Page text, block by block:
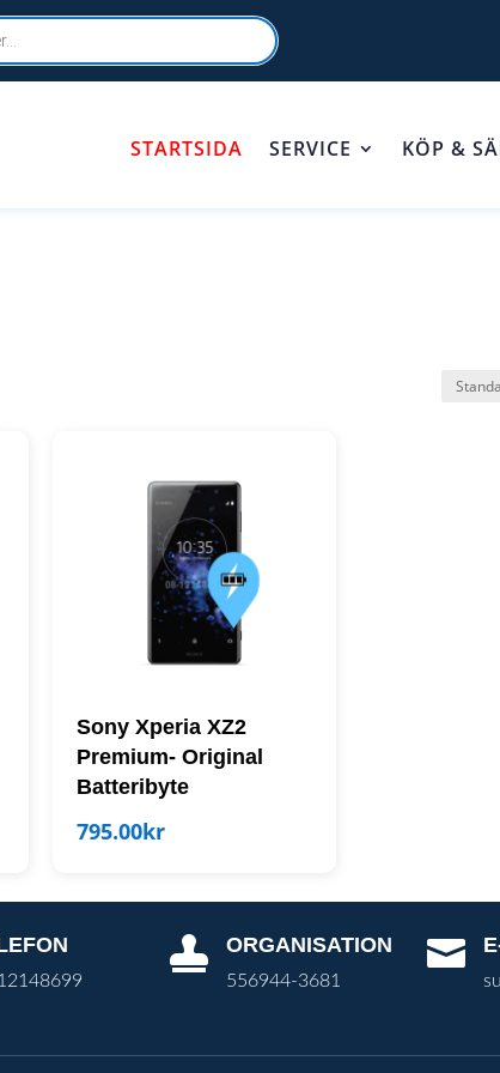
STARTSIDA SERVICE KÖP &
Sony Xperia XZ2
Premium- Original
Batteribyte
795.00kr
 ORGANISATION
556944-3681
